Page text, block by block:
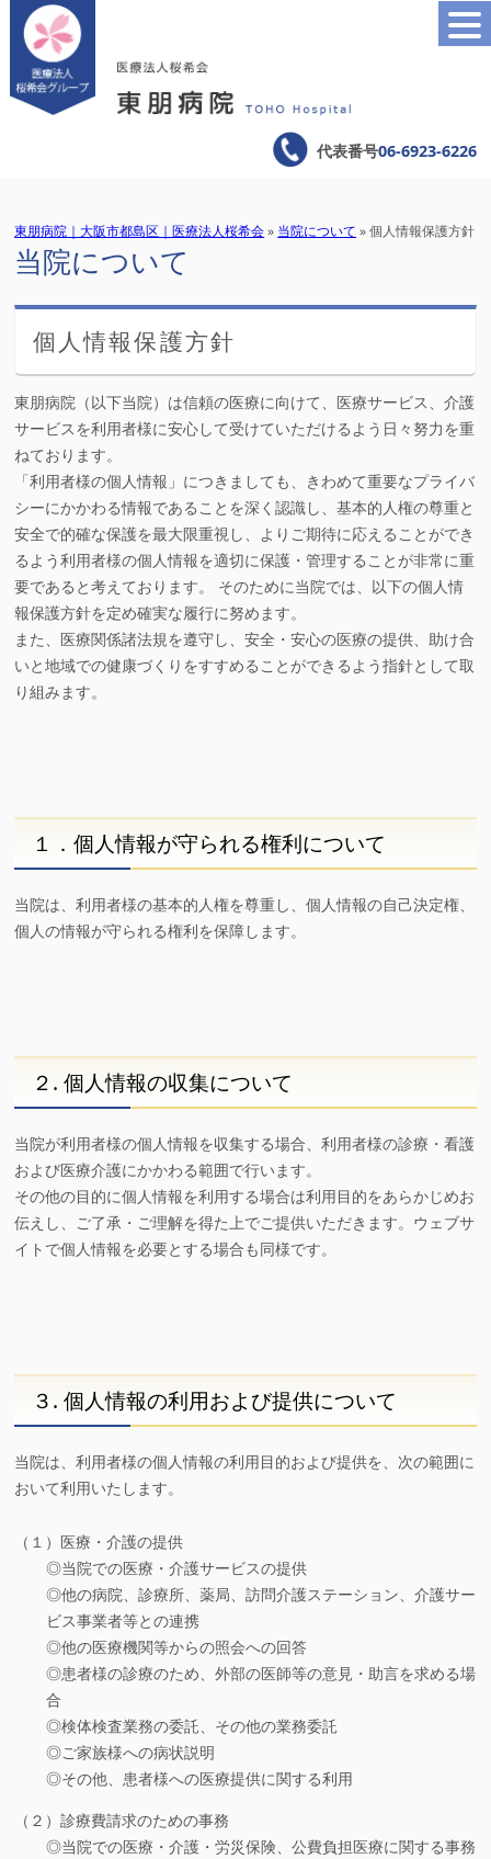
代表番号06-6923-6226
東朋病院｜大阪市都島区｜医療法人桜希会» 当院について » 個人情報保護方針
当院について
個人情報保護方針
東朋病院（以下当院）は信頼の医療に向けて、医療サービス、介護
サービスを利用者様に安心して受けていただけるよう日々努力を重
ねております。
「利用者様の個人情報」につきましても、きわめて重要なプライバ
シーにかかわる情報であることを深く認識し、基本的人権の尊重と
安全で的確な保護を最大限重視し、よりご期待に応えることができ
るよう利用者様の個人情報を適切に保護・管理することが非常に重
要であると考えております。 そのために当院では、以下の個人情
報保護方針を定め確実な履行に努めます。
また、医療関係諸法規を遵守し、安全・安心の医療の提供、助け合
いと地域での健康づくりをすすめることができるよう指針として取
り組みます。
１．個人情報が守られる権利について
当院は、利用者様の基本的人権を尊重し、個人情報の自己決定権、
個人の情報が守られる権利を保障します。
２. 個人情報の収集について
当院が利用者様の個人情報を収集する場合、利用者様の診療・看護
および医療介護にかかわる範囲で行います。
その他の目的に個人情報を利用する場合は利用目的をあらかじめお
伝えし、ご了承・ご理解を得た上でご提供いただきます。ウェブサ
イトで個人情報を必要とする場合も同様です。
３. 個人情報の利用および提供について
当院は、利用者様の個人情報の利用目的および提供を、次の範囲に
おいて利用いたします。
（１）医療・介護の提供
◎当院での医療・介護サービスの提供
◎他の病院、診療所、薬局、訪問介護ステーション、介護サー
ビス事業者等との連携
◎他の医療機関等からの照会への回答
◎患者様の診療のため、外部の医師等の意見・助言を求める場
合
◎検体検査業務の委託、その他の業務委託
◎ご家族様への病状説明
◎その他、患者様への医療提供に関する利用
（２）診療費請求のための事務
◎当院での医療・介護・労災保険、公費負担医療に関する事務